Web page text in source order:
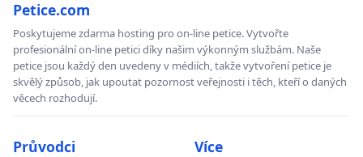
Petice.com
Poskytujeme zdarma hosting pro on-line petice. Vytvořte
profesionální on-line petici díky našim výkonným službám. Naše
petice jsou každý den uvedeny v médiích, takže vytvoření petice je
skvělý způsob, jak upoutat pozornost veřejnosti i těch, kteří o daných
věcech rozhodují.
Průvodci Více